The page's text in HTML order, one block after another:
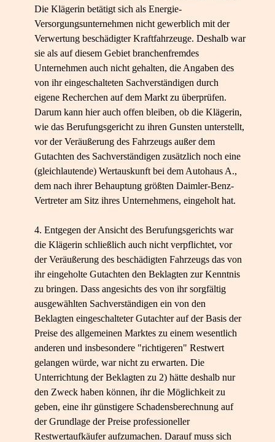
Die Klägerin betätigt sich als Energie-​
Versorgungsunternehmen nicht gewerblich mit der
Verwertung beschädigter Kraftfahrzeuge. Deshalb war
sie als auf diesem Gebiet branchenfremdes
Unternehmen auch nicht gehalten, die Angaben des
von ihr eingeschalteten Sachverständigen durch
eigene Recherchen auf dem Markt zu überprüfen.
Darum kann hier auch offen bleiben, ob die Klägerin,
wie das Berufungsgericht zu ihren Gunsten unterstellt,
vor der Veräußerung des Fahrzeugs außer dem
Gutachten des Sachverständigen zusätzlich noch eine
(gleichlautende) Wertauskunft bei dem Autohaus A.,
dem nach ihrer Behauptung größten Daimler-​Benz-​
Vertreter am Sitz ihres Unternehmens, eingeholt hat.
4. Entgegen der Ansicht des Berufungsgerichts war
die Klägerin schließlich auch nicht verpflichtet, vor
der Veräußerung des beschädigten Fahrzeugs das von
ihr eingeholte Gutachten den Beklagten zur Kenntnis
zu bringen. Dass angesichts des von ihr sorgfältig
ausgewählten Sachverständigen ein von den
Beklagten eingeschalteter Gutachter auf der Basis der
Preise des allgemeinen Marktes zu einem wesentlich
anderen und insbesondere "richtigeren" Restwert
gelangen würde, war nicht zu erwarten. Die
Unterrichtung der Beklagten zu 2) hätte deshalb nur
den Zweck haben können, ihr die Möglichkeit zu
geben, eine ihr günstigere Schadensberechnung auf
der Grundlage der Preise professioneller
Restwertaufkäufer aufzumachen. Darauf muss sich